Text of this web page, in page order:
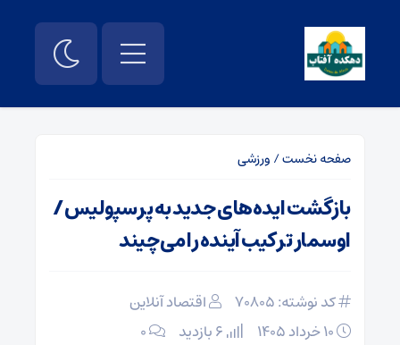
صفحه نخست/ ورزشی
بازگشت ایده‌های جدید به پرسپولیس /
اوسمار ترکیب آینده را می‌چیند
کد نوشته: 70805
اقتصاد آنلاین
۰